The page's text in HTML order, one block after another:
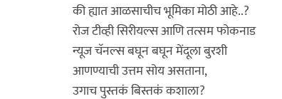
की ह्यात आळसाचीच भूमिका मोठी आहे..?
रोज टीव्ही सिरीयल्स आणि तत्सम फोकनाड
न्यूज चॅनल्स बघून बघून मेंदूला बुरशी
आणण्याची उत्तम सोय असताना,
उगाच पुस्तकं बिस्तकं कशाला?